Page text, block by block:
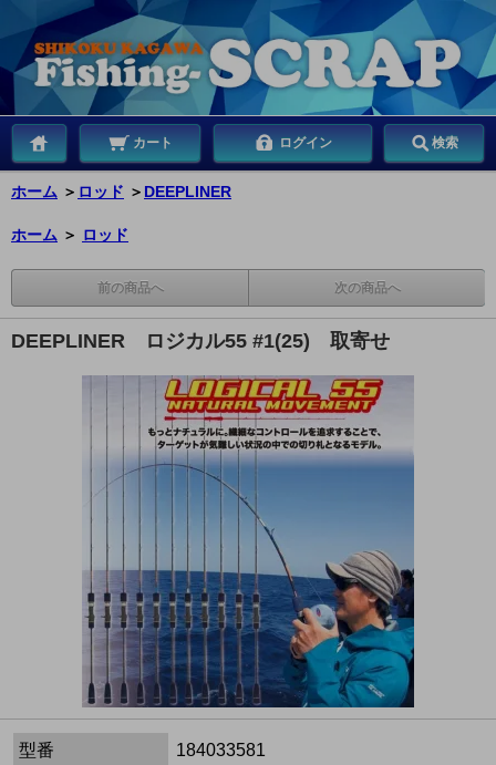
カート ログイン 検索
ホーム ＞ ロッド ＞ DEEPLINER
ホーム ＞ ロッド
前の商品へ 次の商品へ
DEEPLINER ロジカル55 #1(25) 取寄せ
型番
184033581